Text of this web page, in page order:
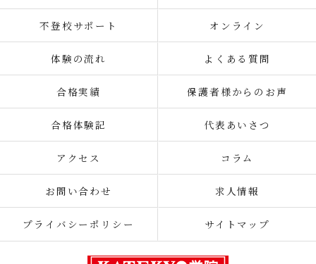
不登校サポート オンライン
体験の流れ よくある質問
合格実績 保護者様からのお声
合格体験記 代表あいさつ
アクセス コラム
お問い合わせ 求人情報
プライバシーポリシー サイトマップ